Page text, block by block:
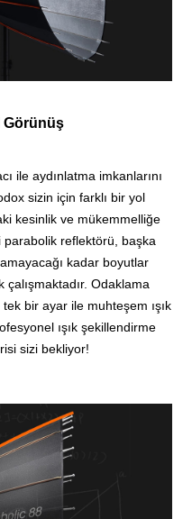
Görünüş
ile aydınlatma imkanlarını
sizin için farklı bir yol
kesinlik ve mükemmelliğe
parabolik reflektörü, başka
kadar boyutlar
çalışmaktadır. Odaklama
bir ayar ile muhteşem ışık
ışık şekillendirme
sizi bekliyor!